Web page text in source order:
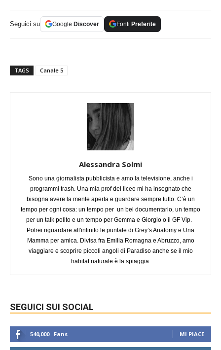
Seguici su Google Discover Fonti Preferite
TAGS Canale 5
Alessandra Solmi
Sono una giornalista pubblicista e amo la televisione, anche i
programmi trash. Una mia prof del liceo mi ha insegnato che
bisogna avere la mente aperta e guardare sempre tutto. C’è un
tempo per ogni cosa: un tempo per un bel documentario, un tempo
per un talk polito e un tempo per Gemma e Giorgio o il GF Vip.
Potrei riguardare all'infinito le puntate di Grey’s Anatomy e Una
Mamma per amica. Divisa fra Emilia Romagna e Abruzzo, amo
viaggiare e scoprire piccoli angoli di Paradiso anche se il mio
habitat naturale è la spiaggia.
SEGUICI SUI SOCIAL
540,000 Fans MI PIACE